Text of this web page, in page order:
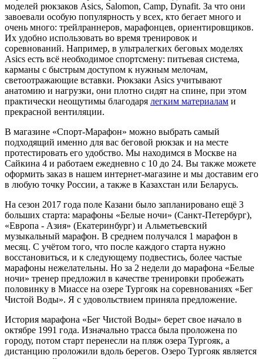
моделей рюкзаков Asics, Salomon, Camp, Dynafit. За что они
завоевали особую популярность у всех, кто бегает много и
очень много: трейлраннеров, марафонцев, ориентировщиков.
Их удобно использовать во время тренировок и
соревнований. Например, в ультралегких беговых моделях
Asics есть всё необходимое спортсмену: питьевая система,
карманы с быстрым доступом к нужным мелочам,
светоотражающие вставки. Рюкзаки Asics учитывают
анатомию и нагрузки, они плотно сидят на спине, при этом
практически неощутимы благодаря легким материалам и
прекрасной вентиляции.
В магазине «Спорт-Марафон» можно выбрать самый
подходящий именно для вас беговой рюкзак и на месте
протестировать его удобство. Мы находимся в Москве на
Сайкина 4 и работаем ежедневно с 10 до 24. Вы также можете
оформить заказ в нашем интернет-магазине и мы доставим его
в любую точку России, а также в Казахстан или Беларусь.
На сезон 2017 года поле Казани было запланировано ещё 3
больших старта: марафоны «Белые ночи» (Санкт-Петербург),
«Европа - Азия» (Екатеринбург) и Альметьевский
музыкальный марафон. В среднем получался 1 марафон в
месяц. С учётом того, что после каждого старта нужно
восстановиться, и к следующему подвестись, более частые
марафоны нежелательны. Но за 2 недели до марафона «Белые
ночи» тренер предложил в качестве тренировки пробежать
половинку в Миассе на озере Тургояк на соревнованиях «Бег
Чистой Воды». Я с удовольствием приняла предложение.
История марафона «Бег Чистой Воды» берет свое начало в
октябре 1991 года. Изначально трасса была проложена по
городу, потом старт перенесли на пляж озера Тургояк, а
дистанцию проложили вдоль берегов. Озеро Тургояк является